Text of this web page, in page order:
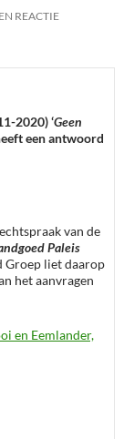
REACTIE
2020) ‘Geen
een antwoord
van de
Paleis
Groep liet daarop
het aanvragen
en Eemlander,